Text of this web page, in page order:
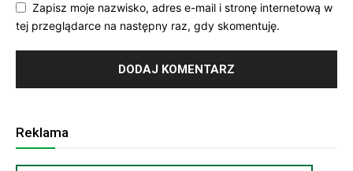
Zapisz moje nazwisko, adres e-mail i stronę internetową w
tej przeglądarce na następny raz, gdy skomentuję.
Reklama